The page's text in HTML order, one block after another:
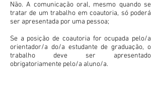
Não. A comunicação oral, mesmo quando se
tratar de um trabalho em coautoria, só poderá
ser apresentada por uma pessoa;
Se a posição de coautoria for ocupada pelo/a
orientador/a do/a estudante de graduação, o
trabalho deve ser apresentado
obrigatoriamente pelo/a aluno/a.